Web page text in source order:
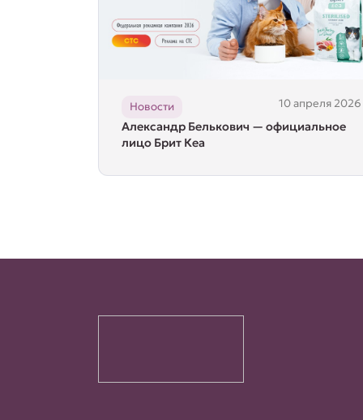
Новости 10 апреля 2026
Александр Белькович — официальное
лицо Брит Кеа